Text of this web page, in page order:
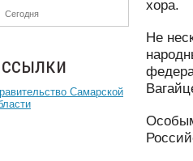
Сегодня
Самарской
хора.
Не